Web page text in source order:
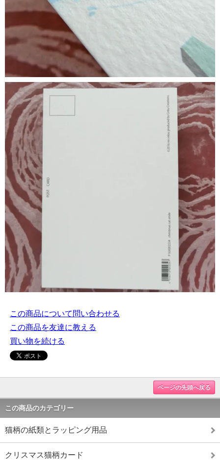
この商品について問い合わせる
この商品を友達に教える
買い物を続ける
ページの先頭へ戻る
この商品のカテゴリー
猫柄の紙類とラッピング用品
クリスマス猫柄カード